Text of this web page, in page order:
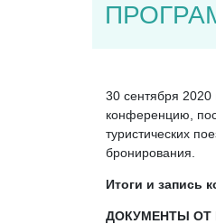
30 сентября 2020
конференцию,
туристических
бронирования.
Итоги и запись
ДОКУМЕНТЫ ОТ